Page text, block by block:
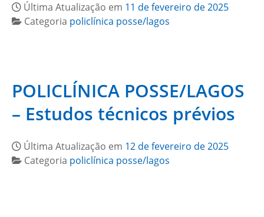
Última Atualização em 11 de fevereiro de 2025
Categoria policlínica posse/lagos
POLICLÍNICA POSSE/LAGOS
– Estudos técnicos prévios
Última Atualização em 12 de fevereiro de 2025
Categoria policlínica posse/lagos